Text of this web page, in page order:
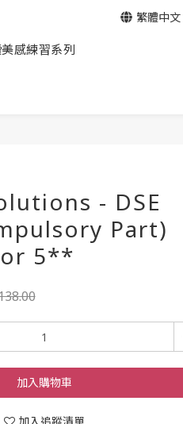
感練習系列
繁體中文
- DSE
Part)
5**
加入購物車